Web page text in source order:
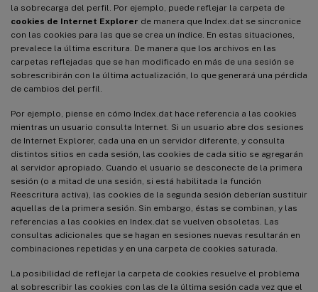
la sobrecarga del perfil. Por ejemplo, puede reflejar la carpeta de
cookies de Internet Explorer de manera que Index.dat se sincronice
con las cookies para las que se crea un índice. En estas situaciones,
prevalece la última escritura. De manera que los archivos en las
carpetas reflejadas que se han modificado en más de una sesión se
sobrescribirán con la última actualización, lo que generará una pérdida
de cambios del perfil.
Por ejemplo, piense en cómo Index.dat hace referencia a las cookies
mientras un usuario consulta Internet. Si un usuario abre dos sesiones
de Internet Explorer, cada una en un servidor diferente, y consulta
distintos sitios en cada sesión, las cookies de cada sitio se agregarán
al servidor apropiado. Cuando el usuario se desconecte de la primera
sesión (o a mitad de una sesión, si está habilitada la función
Reescritura activa), las cookies de la segunda sesión deberían sustituir
aquellas de la primera sesión. Sin embargo, éstas se combinan, y las
referencias a las cookies en Index.dat se vuelven obsoletas. Las
consultas adicionales que se hagan en sesiones nuevas resultarán en
combinaciones repetidas y en una carpeta de cookies saturada.
La posibilidad de reflejar la carpeta de cookies resuelve el problema
al sobrescribir las cookies con las de la última sesión cada vez que el